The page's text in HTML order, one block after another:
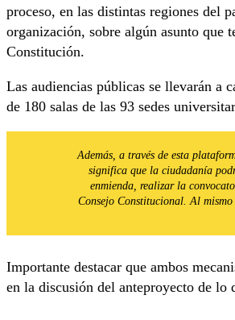
proceso, en las distintas regiones del
organización, sobre algún asunto que
Constitución.
Las audiencias públicas se llevarán a
de 180 salas de las 93 sedes
Además, a través de esta
significa que la ciudadanía
enmienda, realizar la
Consejo Constitucional. Al
Importante destacar que ambos
en la discusión del anteproyecto de lo